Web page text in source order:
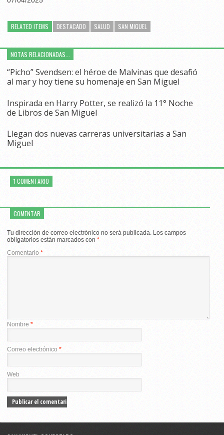
RELATED ITEMS DESTACADO SALUD SAN MIGUEL
NOTAS RELACIONADAS...
“Picho” Svendsen: el héroe de Malvinas que desafió
al mar y hoy tiene su homenaje en San Miguel
Inspirada en Harry Potter, se realizó la 11° Noche
de Libros de San Miguel
Llegan dos nuevas carreras universitarias a San
Miguel
1 COMENTARIO
COMENTAR
Tu dirección de correo electrónico no será publicada. Los campos
obligatorios están marcados con *
Comentario *
Nombre *
Correo electrónico *
Web